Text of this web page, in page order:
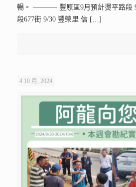
暢。 ———– 豐原區9月預計燙平路段
段677街 9/30 豐榮里 信[…]
4 10 月, 2024